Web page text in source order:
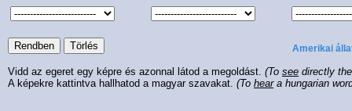
Amerikai
Vidd az egeret egy képre és azonnal látod a megoldást. (To see directly
A képekre kattintva hallhatod a magyar szavakat. (To heara hungarian